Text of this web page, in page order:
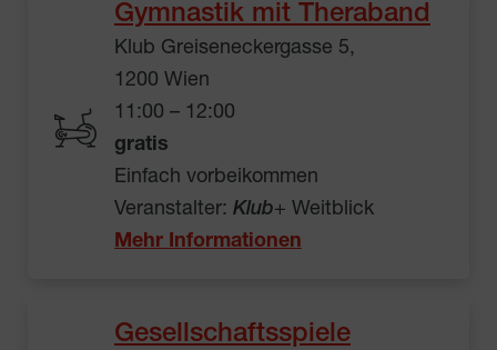
Gymnastik mit Theraband
Klub Greiseneckergasse 5,
1200 Wien
11:00 – 12:00
gratis
Einfach vorbeikommen
Veranstalter: Klub+ Weitblick
Mehr Informationen
Gesellschaftsspiele